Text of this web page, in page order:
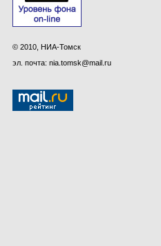
© 2010, НИА-Томск
эл. почта: nia.tomsk@mail.ru